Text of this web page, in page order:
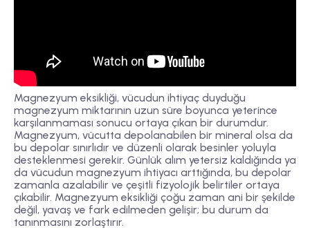
Magnezyum eksikliği, vücudun ihtiyaç duyduğu
magnezyum miktarının uzun süre boyunca yeterince
karşılanmaması sonucu ortaya çıkan bir durumdur.
Magnezyum, vücutta depolanabilen bir mineral olsa da
bu depolar sınırlıdır ve düzenli olarak besinler yoluyla
desteklenmesi gerekir. Günlük alım yetersiz kaldığında ya
da vücudun magnezyum ihtiyacı arttığında, bu depolar
zamanla azalabilir ve çeşitli fizyolojik belirtiler ortaya
çıkabilir. Magnezyum eksikliği çoğu zaman ani bir şekilde
değil, yavaş ve fark edilmeden gelişir; bu durum da
tanınmasını zorlaştırır.